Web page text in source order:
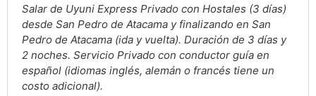
Salar de Uyuni Express Privado con Hostales (3 días)
desde San Pedro de Atacama y finalizando en San
Pedro de Atacama (ida y vuelta). Duración de 3 días y
2 noches. Servicio Privado con conductor guía en
español (idiomas inglés, alemán o francés tiene un
costo adicional).